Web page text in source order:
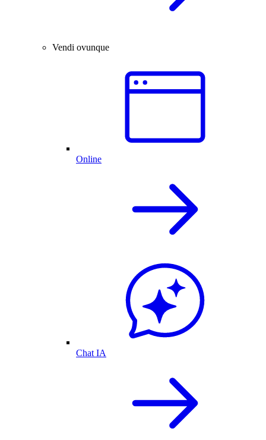
Vendi ovunque
Online
Chat IA